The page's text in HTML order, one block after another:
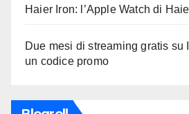
Haier Iron: l’Apple Watch di
Due mesi di streaming gratis su
un codice promo